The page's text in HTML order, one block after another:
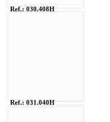
Ref.: 030.408H
Ref.: 031.040H